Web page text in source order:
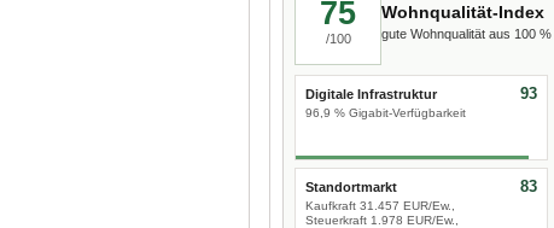
75
/100
Wohnqualität-Index
gute Wohnqualität aus 100
Digitale Infrastruktur
96,9 % Gigabit-Verfügbarkeit
93
Standortmarkt
Kaufkraft 31.457 EUR/Ew.,
Steuerkraft 1.978 EUR/Ew.,
83